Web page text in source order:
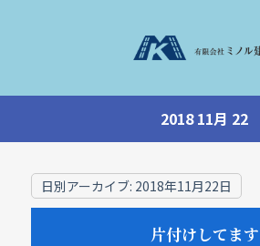
2018 11月 22
日別アーカイブ: 2018年11月22日
片付けしてます